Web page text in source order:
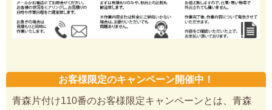
お客様限定のキャンペーン開催中！
青森片付け110番のお客様限定キャンペーンとは、青森